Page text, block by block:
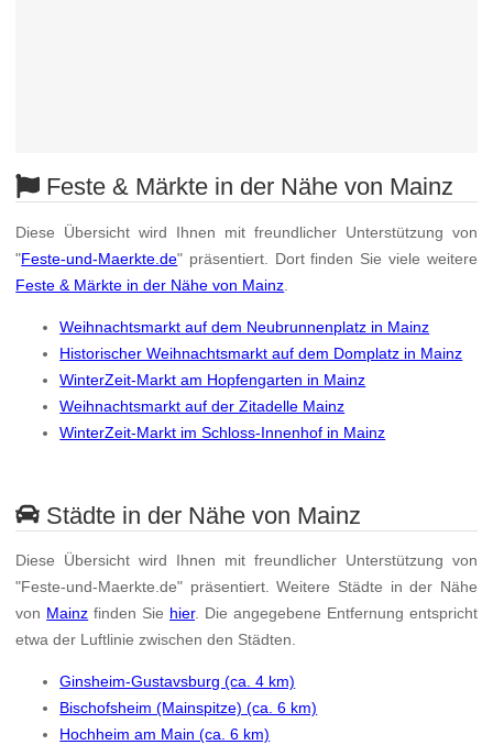
Feste & Märkte in der Nähe von Mainz
Diese Übersicht wird Ihnen mit freundlicher Unterstützung von
"Feste-und-Maerkte.de" präsentiert. Dort finden Sie viele weitere
Feste & Märkte in der Nähe von Mainz
Weihnachtsmarkt auf dem Neubrunnenplatz in Mainz
Historischer Weihnachtsmarkt auf dem Domplatz in Mainz
WinterZeit-Markt am Hopfengarten in Mainz
Weihnachtsmarkt auf der Zitadelle Mainz
WinterZeit-Markt im Schloss-Innenhof in Mainz
Städte in der Nähe von Mainz
Diese Übersicht wird Ihnen mit freundlicher Unterstützung von
"Feste-und-Maerkte.de" präsentiert. Weitere Städte in der Nähe
von Mainz finden Sie hier. Die angegebene Entfernung entspricht
etwa der Luftlinie zwischen den Städten.
Ginsheim-Gustavsburg (ca. 4 km)
Bischofsheim (Mainspitze) (ca. 6 km)
Hochheim am Main (ca. 6 km)